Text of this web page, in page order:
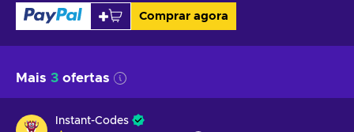
Comprar agora
Mais 3 ofertas
Instant-Codes